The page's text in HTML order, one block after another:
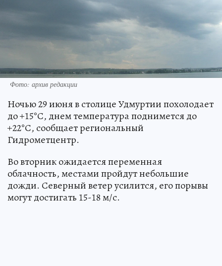
Фото: архив редакции
Ночью 29 июня в столице Удмуртии похолодает
до +15°С, днем температура поднимется до
+22°С, сообщает региональный
Гидрометцентр.
Во вторник ожидается переменная
облачность, местами пройдут небольшие
дожди. Северный ветер усилится, его порывы
могут достигать 15-18 м/с.